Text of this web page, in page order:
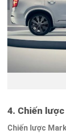
4. Chiến
Chiến lược